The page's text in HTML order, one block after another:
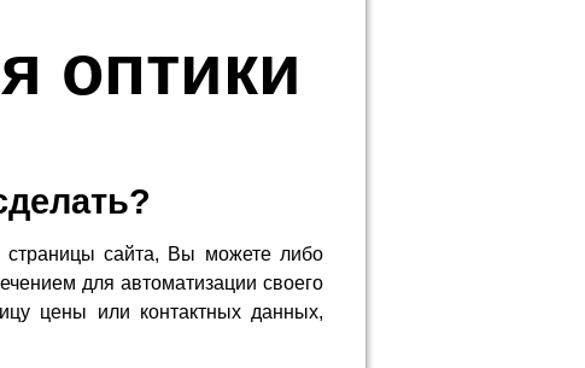
оптики
страницы сайта, Вы можете либо
для автоматизации своего
цены или контактных данных,